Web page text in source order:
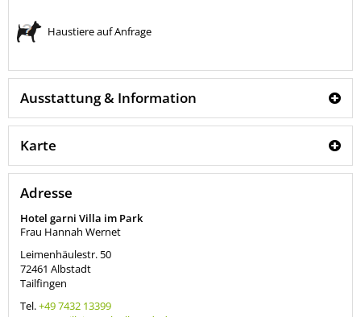
Haustiere auf Anfrage
Ausstattung & Information
Karte
Adresse
Hotel garni Villa im Park
Frau Hannah Wernet
Leimenhäulestr. 50
72461 Albstadt
Tailfingen
Tel.+49 7432 13399